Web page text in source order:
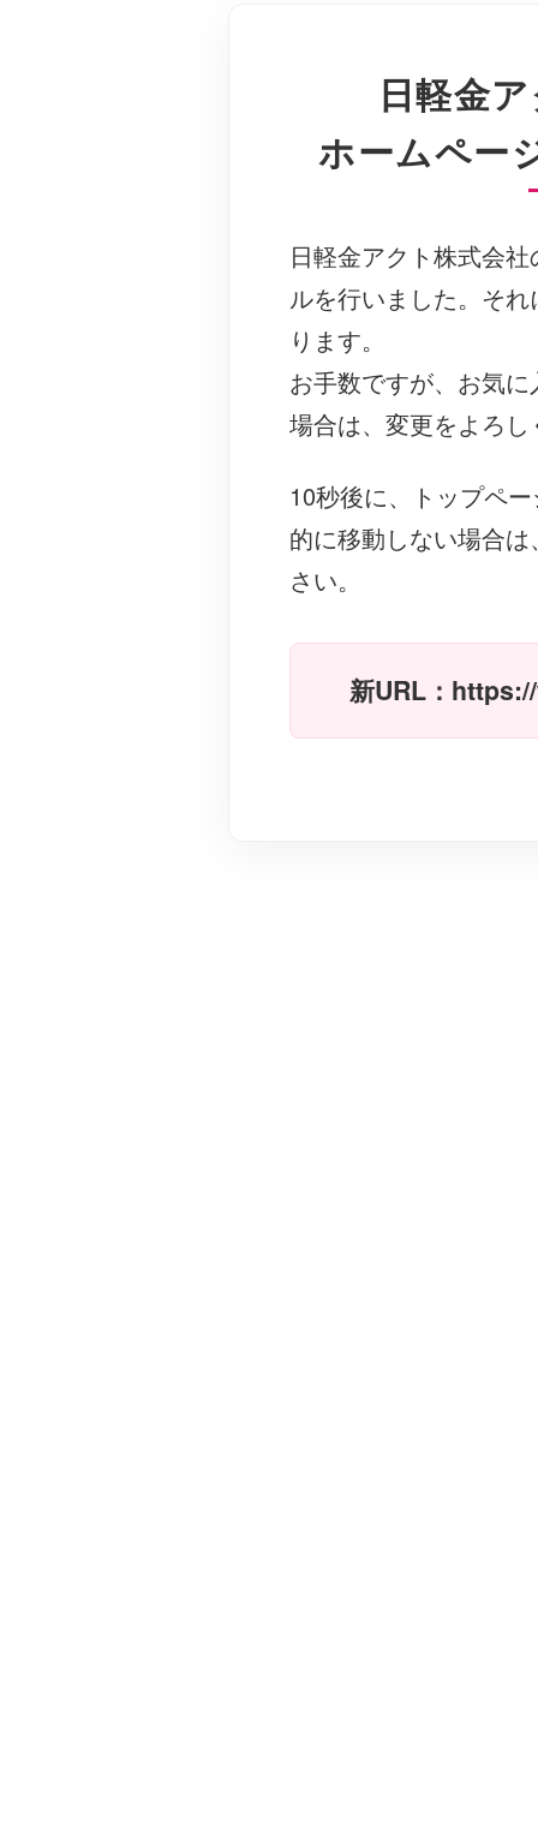
日軽金
ホームペー
日軽金アクト株式会
ルを行いました。そ
ります。
お手数ですが、お気
場合は、変更をよろ
10秒後に、トップペ
的に移動しない場合
さい。
新URL：